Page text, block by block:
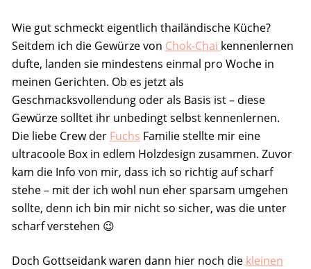
Wie gut schmeckt eigentlich thailändische Küche?
Seitdem ich die Gewürze von Chok-Chai kennenlernen
dufte, landen sie mindestens einmal pro Woche in
meinen Gerichten. Ob es jetzt als
Geschmacksvollendung oder als Basis ist – diese
Gewürze solltet ihr unbedingt selbst kennenlernen.
Die liebe Crew der Fuchs Familie stellte mir eine
ultracoole Box in edlem Holzdesign zusammen. Zuvor
kam die Info von mir, dass ich so richtig auf scharf
stehe – mit der ich wohl nun eher sparsam umgehen
sollte, denn ich bin mir nicht so sicher, was die unter
scharf verstehen 😉
Doch Gottseidank waren dann hier noch die kleinen